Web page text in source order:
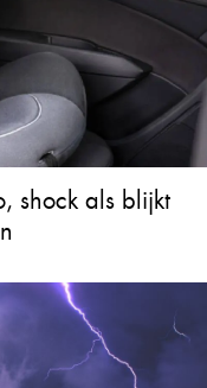
shock als blijkt